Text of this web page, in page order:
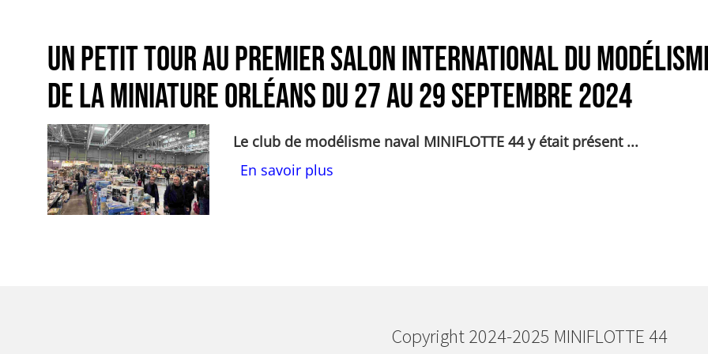
Un petit tour au premier SALON INTERNATIONAL du
de la MINIATURE Orléans du 27 au 29 septembre 2024
Actualités Image Corps
Le club de modélisme naval MINIFLOTTE 44 y était présent ...
En savoir plus
Copyright 2024-2025 MINIFLOTTE 44